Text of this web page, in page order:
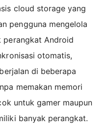
cloud storage yang
pengguna mengelola
perangkat Android
otomatis,
di beberapa
memakan memori
untuk gamer maupun
banyak perangkat.